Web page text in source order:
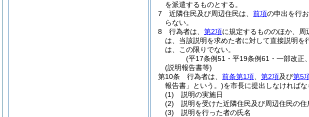
を派遣するものとする。
7
近隣住民及び周辺住民は、 前項の申出を行
らない。
8
行為者は、 第2項に規定するもののほか、周
は、当該説明を求めた者に対して直接説明を
は、この限りでない。
(平17条例51・平19条例61・一部改正
(説明報告書等)
第10条
行為者は、 前条第1項 第2項及び第5
報告書」という。)を市長に提出しなければな
(1)
説明の実施日
(2)
説明を受けた近隣住民及び周辺住民の住
(3)
説明を行った者の氏名